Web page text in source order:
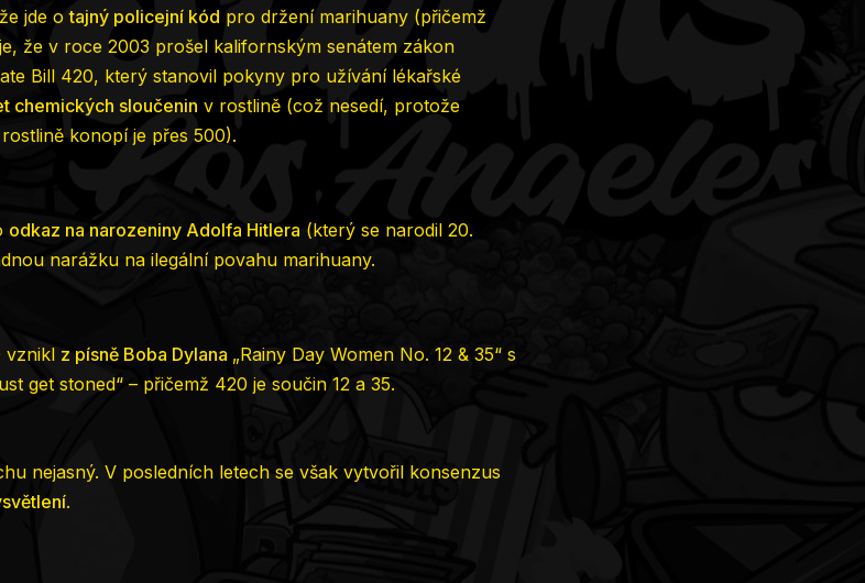
jde otajný policejní kód pro držení marihuany (přičemž
že v roce 2003 prošel kalifornským senátem zákon
Bill 420, který stanovil pokyny pro užívání lékařské
chemických sloučenin v rostlině (což nesedí, protože
konopí je přes 500).
odkaz na narozeniny Adolfa Hitlera (který se narodil 20.
narážku na ilegální povahu marihuany.
vznikl z písně Boba Dylana „Rainy Day Women No. 12 & 35“ s
get stoned“ – přičemž 420 je součin 12 a 35.
nejasný. V posledních letech se však vytvořil konsenzus
.